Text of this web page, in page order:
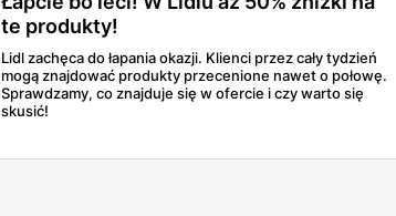
te produkty!
Lidl zachęca do łapania okazji. Klienci przez cały tydzień
mogą znajdować produkty przecenione nawet o połowę.
Sprawdzamy, co znajduje się w ofercie i czy warto się
skusić!